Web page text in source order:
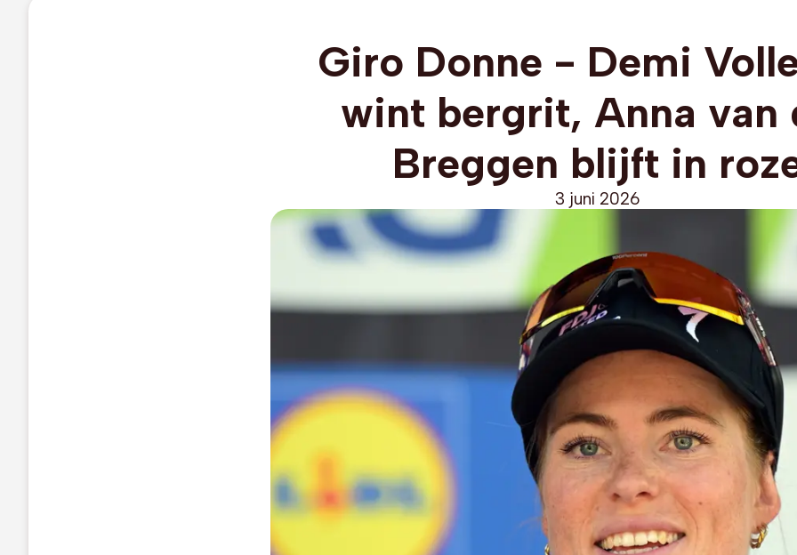
Giro Donne - Demi
wint bergrit, Anna van
Breggen blijft in
3 juni 2026